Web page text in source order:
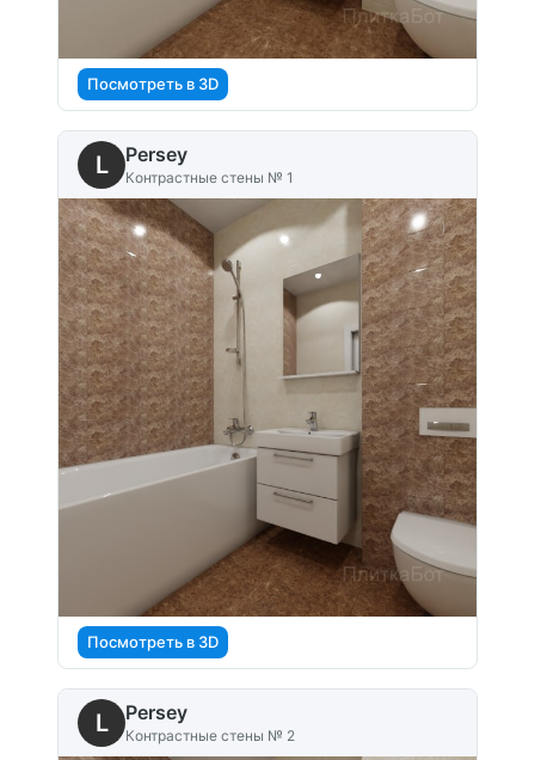
Посмотреть в 3D
L Persey
Контрастные стены № 1
Посмотреть в 3D
L Persey
Контрастные стены № 2